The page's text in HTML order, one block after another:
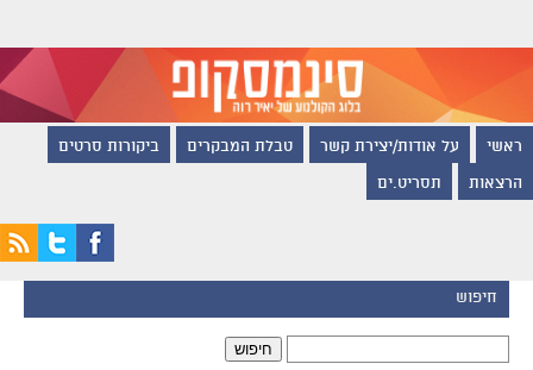
ראשי על אודות/יצירת קשר טבלת המבקרים ביקורות סרטים
הרצאות תסריט.ים
חיפוש